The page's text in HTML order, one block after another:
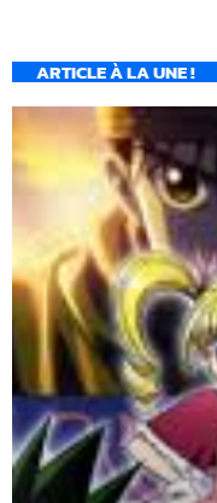
ARTICLE À LA UNE !